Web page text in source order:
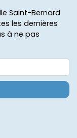
Saint-Bernard
les dernières
à ne pas